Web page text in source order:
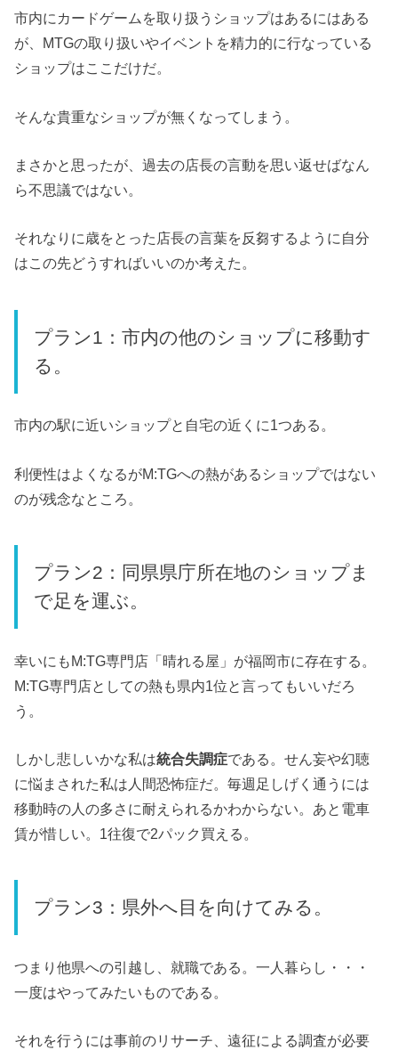
市内にカードゲームを取り扱うショップはあるにはある
が、MTGの取り扱いやイベントを精力的に行なっている
ショップはここだけだ。
そんな貴重なショップが無くなってしまう。
まさかと思ったが、過去の店長の言動を思い返せばなん
ら不思議ではない。
それなりに歳をとった店長の言葉を反芻するように自分
はこの先どうすればいいのか考えた。
プラン1：市内の他のショップに移動す
る。
市内の駅に近いショップと自宅の近くに1つある。
利便性はよくなるがM:TGへの熱があるショップではない
のが残念なところ。
プラン2：同県県庁所在地のショップま
で足を運ぶ。
幸いにもM:TG専門店「晴れる屋」が福岡市に存在する。
M:TG専門店としての熱も県内1位と言ってもいいだろ
う。
しかし悲しいかな私は統合失調症である。せん妄や幻聴
に悩まされた私は人間恐怖症だ。毎週足しげく通うには
移動時の人の多さに耐えられるかわからない。あと電車
賃が惜しい。1往復で2パック買える。
プラン3：県外へ目を向けてみる。
つまり他県への引越し、就職である。一人暮らし・・・
一度はやってみたいものである。
それを行うには事前のリサーチ、遠征による調査が必要